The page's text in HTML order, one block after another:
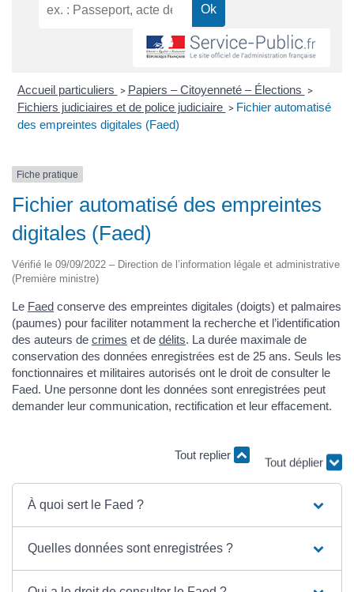
Accueil particuliers > Papiers – Citoyenneté – Élections >
Fichiers judiciaires et de police judiciaire > Fichier automatisé
des empreintes digitales (Faed)
Fiche pratique
Fichier automatisé des empreintes
digitales (Faed)
Vérifié le 09/09/2022 – Direction de l’information légale et administrative
(Première ministre)
Le Faed conserve des empreintes digitales (doigts) et palmaires
(paumes) pour faciliter notamment la recherche et l’identification
des auteurs de crimes et de délits. La durée maximale de
conservation des données enregistrées est de 25 ans. Seuls les
fonctionnaires et militaires autorisés ont le droit de consulter le
Faed. Une personne dont les données sont enregistrées peut
demander leur communication, rectification et leur effacement.
Tout replier
Tout déplier
À quoi sert le Faed ?
Quelles données sont enregistrées ?